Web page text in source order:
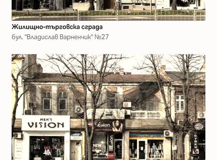
Жилищно-търговска сграда
бул. "Владислав Варненчик" №27